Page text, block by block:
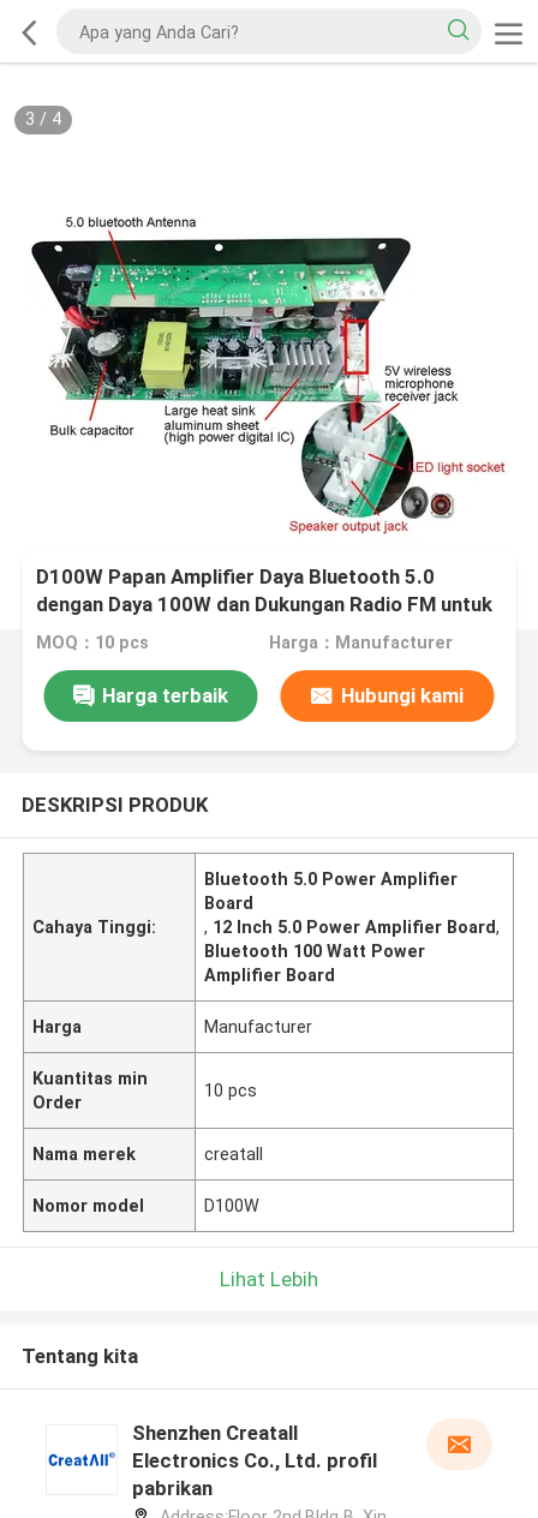
3 / 4
D100W Papan Amplifier Daya Bluetooth 5.0
dengan Daya 100W dan Dukungan Radio FM untuk
Speaker 8-12 Inci
MOQ：10 pcs Harga：Manufacturer
Harga terbaik Hubungi kami
DESKRIPSI PRODUK
Cahaya Tinggi:
Bluetooth 5.0 Power Amplifier
Board
, 12 Inch 5.0 Power Amplifier Board,
Bluetooth 100 Watt Power
Amplifier Board
Harga Manufacturer
Kuantitas min
Order
10 pcs
Nama merek creatall
Nomor model D100W
Lihat Lebih
Tentang kita
Shenzhen Creatall
Electronics Co., Ltd. profil
pabrikan